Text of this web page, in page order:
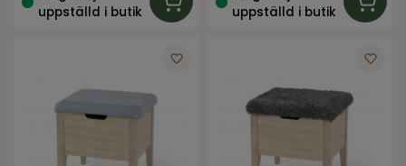
uppställd i butik
uppställd i butik